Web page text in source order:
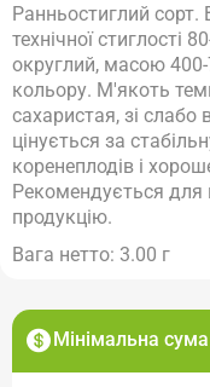
Мінімальна
Ранньостиглий сорт.
технічної стиглості
округлий, масою
кольору. М'якоть
сахаристая, зі
цінується за
коренеплодів і
Рекомендується
продукцію.
Вага нетто: 3.00 г